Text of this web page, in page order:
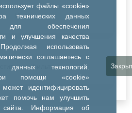
файлы «cookie»
технических данных
для обеспечения
и улучшения качества
использовать
соглашаетесь с
данных технологий.
помощи «cookie»
идентифицировать
помочь нам улучшить
сайта. Информация об
Иное
все фильтры